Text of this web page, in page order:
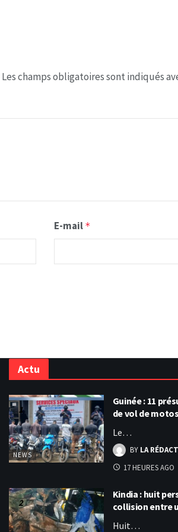
Les champs obligatoires sont indiqués
E-mail *
Actu
NEWS
Guinée : 11
de vol de
Le…
BY LA
17 HEURES AGO
Kindia : huit
collision entre
Huit…